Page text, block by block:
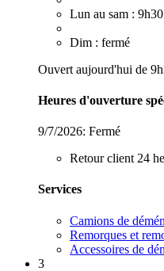
Lun au sam :
Dim : fermé
Ouvert aujourd'hui de
Heures d'ouverture
9/7/2026: Fermé
Retour client 24
Services
Camions de
Remorques et
Accessoires de
3